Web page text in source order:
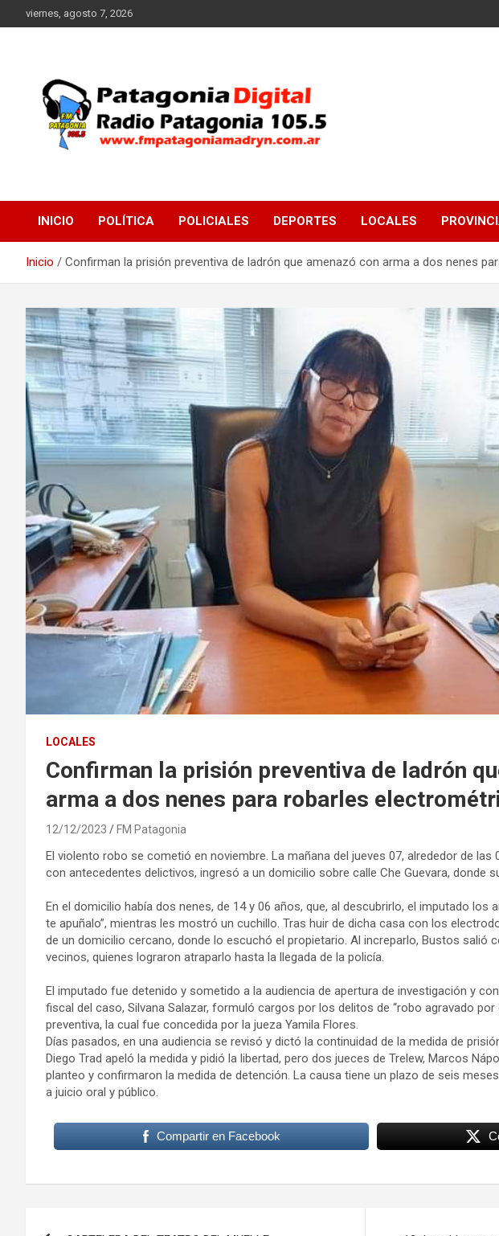
al
viernes, agosto 7, 2026
FM Patagonia Madryn
INICIO POLÍTICA POLICIALES DEPORTES LOCALES
Inicio Confirman la prisión preventiva de ladrón que amenazó con arma a dos nenes
LOCALES
Confirman la prisión preventiva de ladrón
arma a dos nenes para robarles
12/12/2023 FM Patagonia
El violento robo se cometió en noviembre. La mañana del jueves 07, alrededor de las
con antecedentes delictivos, ingresó a un domicilio sobre calle Che Guevara, donde
En el domicilio había dos nenes, de 14 y 06 años, que, al descubrirlo, el imputado los
te apuñalo”, mientras les mostró un cuchillo. Tras huir de dicha casa con los
de un domicilio cercano, donde lo escuchó el propietario. Al increparlo, Bustos salió
vecinos, quienes lograron atraparlo hasta la llegada de la policía.
El imputado fue detenido y sometido a la audiencia de apertura de investigación y
fiscal del caso, Silvana Salazar, formuló cargos por los delitos de “robo agravado
preventiva, la cual fue concedida por la jueza Yamila Flores.
Días pasados, en una audiencia se revisó y dictó la continuidad de la medida de
Diego Trad apeló la medida y pidió la libertad, pero dos jueces de Trelew, Marcos
planteo y confirmaron la medida de detención. La causa tiene un plazo de seis
a juicio oral y público.
Compartir en Facebook